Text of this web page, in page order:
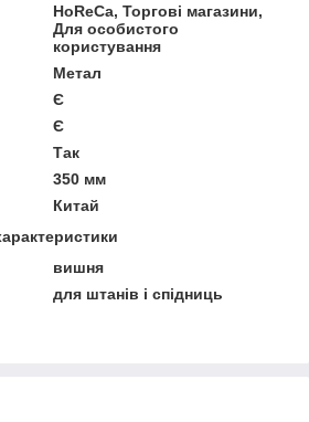
HoReCa, Торгові магазини,
Для особистого
користування
Метал
Є
Є
Так
350 мм
Китай
вишня
для штанів і спідниць